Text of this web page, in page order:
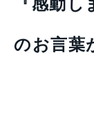
『感動し
のお言葉